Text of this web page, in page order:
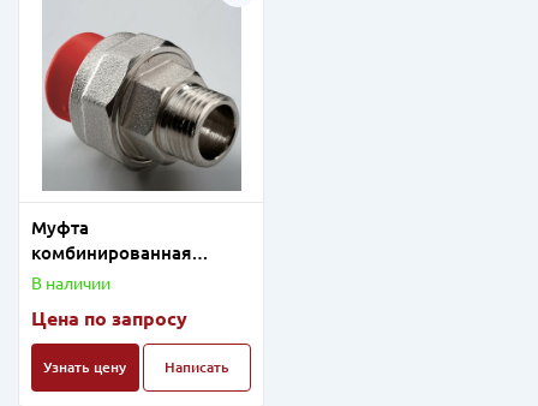
Муфта
комбинированная
разъёмная раструбная
В наличии
Цена по запросу
Узнать цену Написать